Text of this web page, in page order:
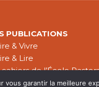
PUBLICATIONS
& Vivre
& Lire
cahiers de l’École
Évangélique
vous garantir la meilleure